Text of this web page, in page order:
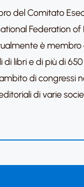
del Comitato
Federation
è
libri e di più di
di congressi
di varie